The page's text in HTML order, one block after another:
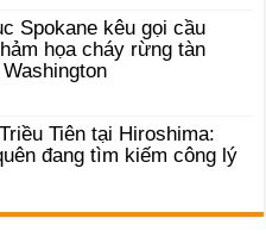
Spokane kêu gọi cầu
họa cháy rừng tàn
Tiên tại Hiroshima:
đang tìm kiếm công lý